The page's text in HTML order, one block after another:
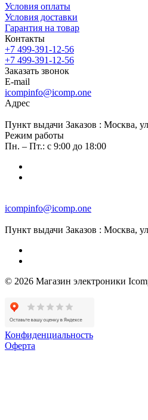
Условия оплаты
Условия доставки
Гарантия на товар
Контакты
+7 499-391-12-56
+7 499-391-12-56
Заказать звонок
E-mail
icompinfo@icomp.one
Адрес
Пункт выдачи Заказов : Москва,
Режим работы
Пн. – Пт.: с 9:00 до 18:00
icompinfo@icomp.one
Пункт выдачи Заказов : Москва,
© 2026 Магазин электроники
Конфиденциальность
Оферта